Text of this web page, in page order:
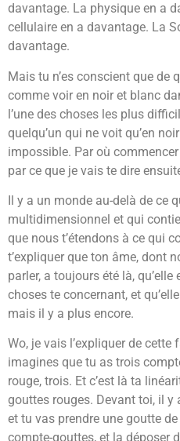
davantage. La physique en a
cellulaire en a davantage. La
davantage.
Mais tu n’es conscient que de
comme voir en noir et blanc
l’une des choses les plus
quelqu’un qui ne voit qu’en
impossible. Par où
par ce que je vais te dire
Il y a un monde au-delà de ce
multidimensionnel et qui
que nous t’étendons à ce qui
t’expliquer que ton âme, dont
parler, a toujours été là,
choses te concernant, et
mais il y a plus encore.
Wo, je vais l’expliquer de cette
imagines que tu as trois
rouge, trois. Et c’est là ta
gouttes rouges. Devant toi, il y
et tu vas prendre une goutte
compte-gouttes, et la déposer